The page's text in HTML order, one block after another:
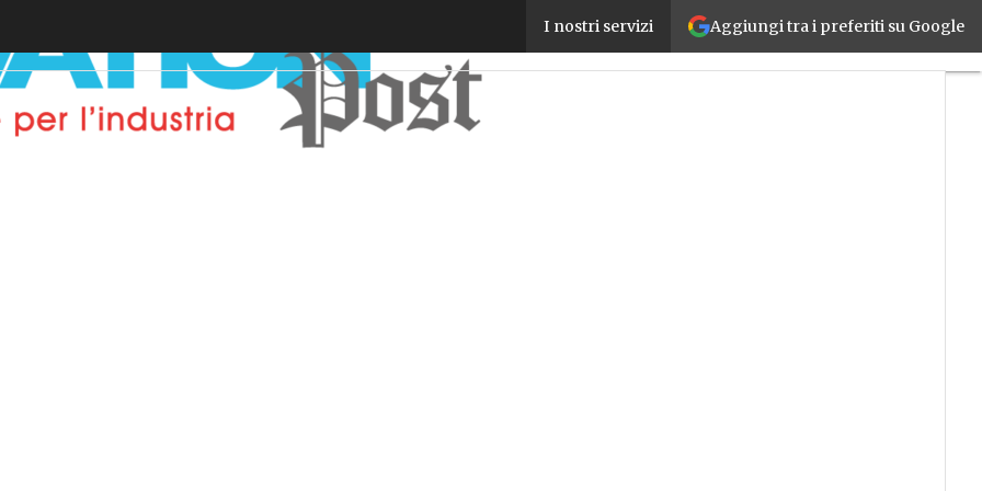
Aggiungi tra i preferiti su Google
I nostri servizi
SIRI festeggia 50 anni: un libro per raccontare la